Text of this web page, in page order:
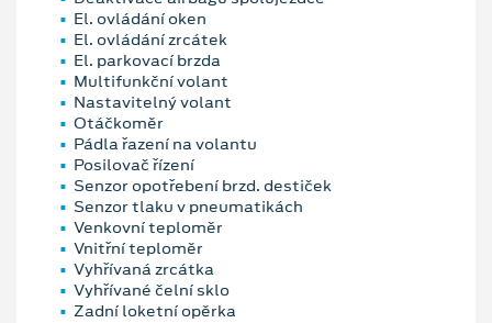
El. ovládání oken
El. ovládání zrcátek
El. parkovací brzda
Multifunkční volant
Nastavitelný volant
Otáčkoměr
Pádla řazení na volantu
Posilovač řízení
Senzor opotřebení brzd. destiček
Senzor tlaku v pneumatikách
Venkovní teploměr
Vnitřní teploměr
Vyhřívaná zrcátka
Vyhřívané čelní sklo
Zadní loketní opěrka